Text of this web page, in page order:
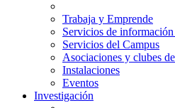
Trabaja y Emprende
Servicios de
Servicios del Campus
Asociaciones y clubes
Instalaciones
Eventos
Investigación